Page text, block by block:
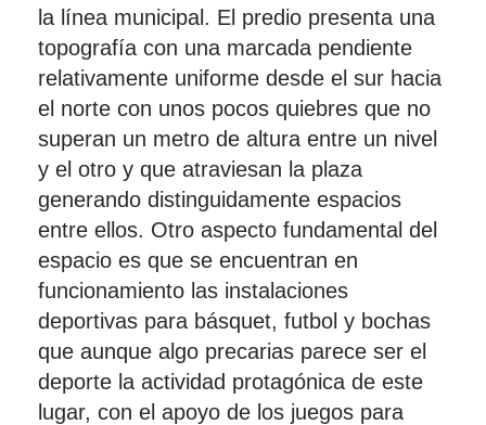
la línea municipal. El predio presenta una
topografía con una marcada pendiente
relativamente uniforme desde el sur hacia
el norte con unos pocos quiebres que no
superan un metro de altura entre un nivel
y el otro y que atraviesan la plaza
generando distinguidamente espacios
entre ellos. Otro aspecto fundamental del
espacio es que se encuentran en
funcionamiento las instalaciones
deportivas para básquet, futbol y bochas
que aunque algo precarias parece ser el
deporte la actividad protagónica de este
lugar, con el apoyo de los juegos para